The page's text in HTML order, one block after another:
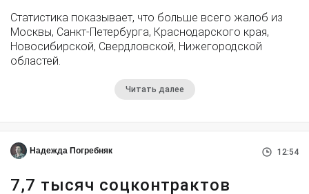
Статистика показывает, что больше всего жалоб из
Москвы, Санкт-Петербурга, Краснодарского края,
Новосибирской, Свердловской, Нижегородской
областей.
Читать далее
Надежда Погребняк 12:54
7,7 тысяч соцконтрактов